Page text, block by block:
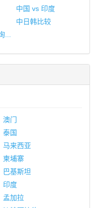
中国 vs 印度
中日韩比较
...
澳门
泰国
马来西亚
柬埔寨
巴基斯坦
印度
孟加拉